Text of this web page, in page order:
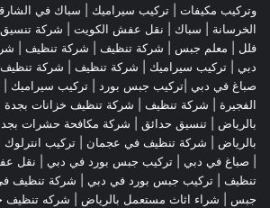
وتركيب مكيفات | تركيب سيراميك | سباك في
الخرسانة | سباك نقل عفش الكويت شركة
فلل
معلم جبس شركة تنظيف شركة تنظيف
دبي
تركيب سيراميك شركة تنظيف شركة
صباغ في دبي |تركيب جبس بورد | تركيب سيراميك
الفجيرة
شركة تنظيف شركة تنظيف خزانات بجدة
بالرياض
تنسيق حدائق شركة مكافحة حشرات
بالرياض
شركة تنظيف في عجمان | تركيب انترلوك |
صباغ في دبي تركيب جبس بورد في دبي نقل
تنظيف
تركيب جبس بورد في دبي شركة تنظيف
جبس
شراء اثاث مستعمل بالرياض شركه تنظيف